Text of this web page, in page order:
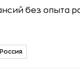
Россия